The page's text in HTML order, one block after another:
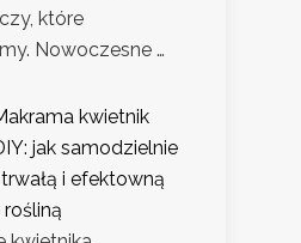
które
Nowoczesne …
kwietnik
jak samodzielnie
i efektowną